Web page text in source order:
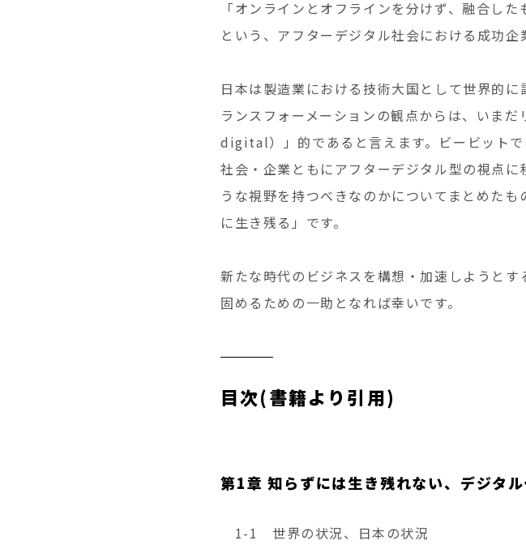
「オンラインとオフラインを分けず、融合し
という、アフターデジタル社会における成功企
日本は製造業における技術大国として世界的
ランスフォーメーションの観点からは、いま
digital）」的であると言えます。ビービット
社会・企業ともにアフターデジタル型の視点
うな視野を持つべきなのかについてまとめた
に生き残る」です。
新たな時代のビジネスを構想・加速しようと
固めるための一助となれば幸いです。
目次(書籍より引用)
第1章 知らずには生き残れない、デジタ
1-1 世界の状況、日本の状況